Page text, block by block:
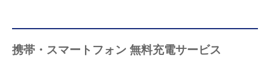
携帯・スマートフォン 無料充電サービス